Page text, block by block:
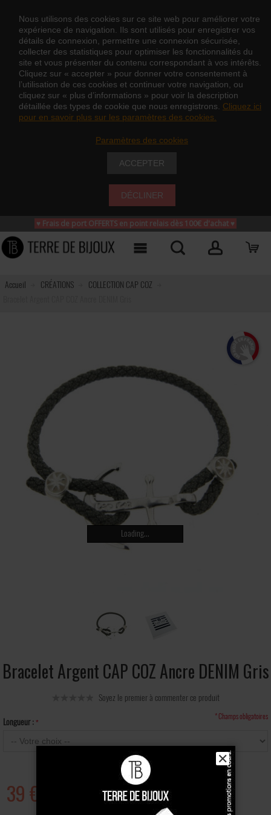
Nous utilisons des cookies sur ce site web pour améliorer votre
expérience de navigation. Ils sont utilisés pour enregistrer vos
détails de connexion, permettre une connexion sécurisée,
collecter des statistiques pour optimiser les fonctionnalités du
site et vous présenter du contenu correspondant à vos intérêts.
Cliquez sur « accepter » pour donner votre consentement à
l’utilisation de ces cookies et continuer votre navigation, ou
cliquez sur « plus d’informations » pour voir la description
détaillée des types de cookie que nous enregistrons. Cliquez ici
pour en savoir plus sur les paramètres des cookies.
Paramètres des cookies
ACCEPTER
DÉCLINER
♥ Frais de port OFFERTS en point relais dès 100€ d'achat ♥
Accueil CRÉATIONS
COLLECTION CAP COZ
Loading...
Bracelet Argent CAP COZ Ancre DENIM Gris
Soyez le premier à commenter ce produit
Longueur : * Champs obligatoires
39 €
✕